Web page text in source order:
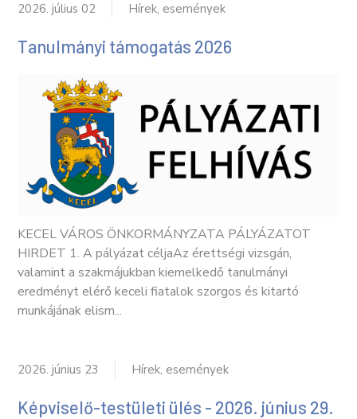
2026. július 02 Hírek, események
Tanulmányi támogatás 2026
KECEL VÁROS ÖNKORMÁNYZATA PÁLYÁZATOT
HIRDET 1. A pályázat céljaAz érettségi vizsgán,
valamint a szakmájukban kiemelkedő tanulmányi
eredményt elérő keceli fiatalok szorgos és kitartó
munkájának elism...
2026. június 23 Hírek, események
Képviselő-testületi ülés - 2026. június 29.